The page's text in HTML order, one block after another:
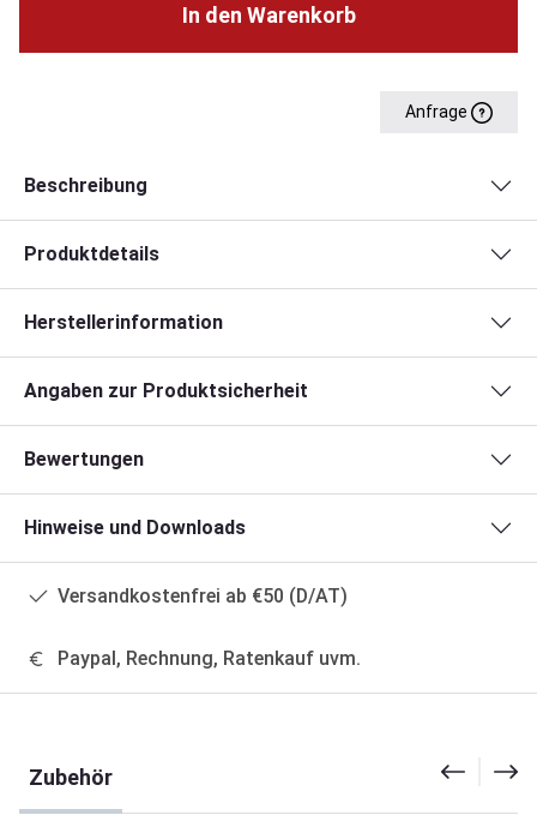
In den Warenkorb
Anfrage
Beschreibung
Produktdetails
Herstellerinformation
Angaben zur Produktsicherheit
Bewertungen
Hinweise und Downloads
Versandkostenfrei ab €50 (D/AT)
Paypal, Rechnung, Ratenkauf uvm.
Zubehör